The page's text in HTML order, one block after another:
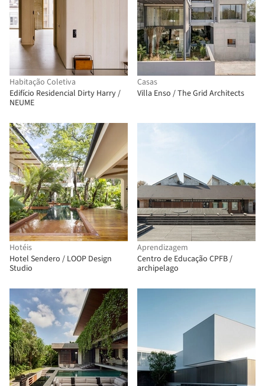
Habitação Coletiva
Edifício Residencial Dirty Harry /
NEUME
Casas
Villa Enso / The Grid Architects
Hotéis
Hotel Sendero / LOOP Design
Studio
Aprendizagem
Centro de Educação CPFB /
archipelago